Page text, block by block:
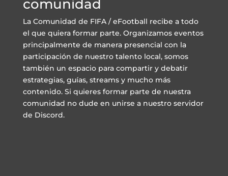
comunidad
La Comunidad de FIFA / eFootball recibe a todo
el que quiera formar parte. Organizamos eventos
principalmente de manera presencial con la
participación de nuestro talento local, somos
también un espacio para compartir y debatir
estrategias, guías, streams y mucho más
contenido. Si quieres formar parte de nuestra
comunidad no dude en unirse a nuestro servidor
de Discord.